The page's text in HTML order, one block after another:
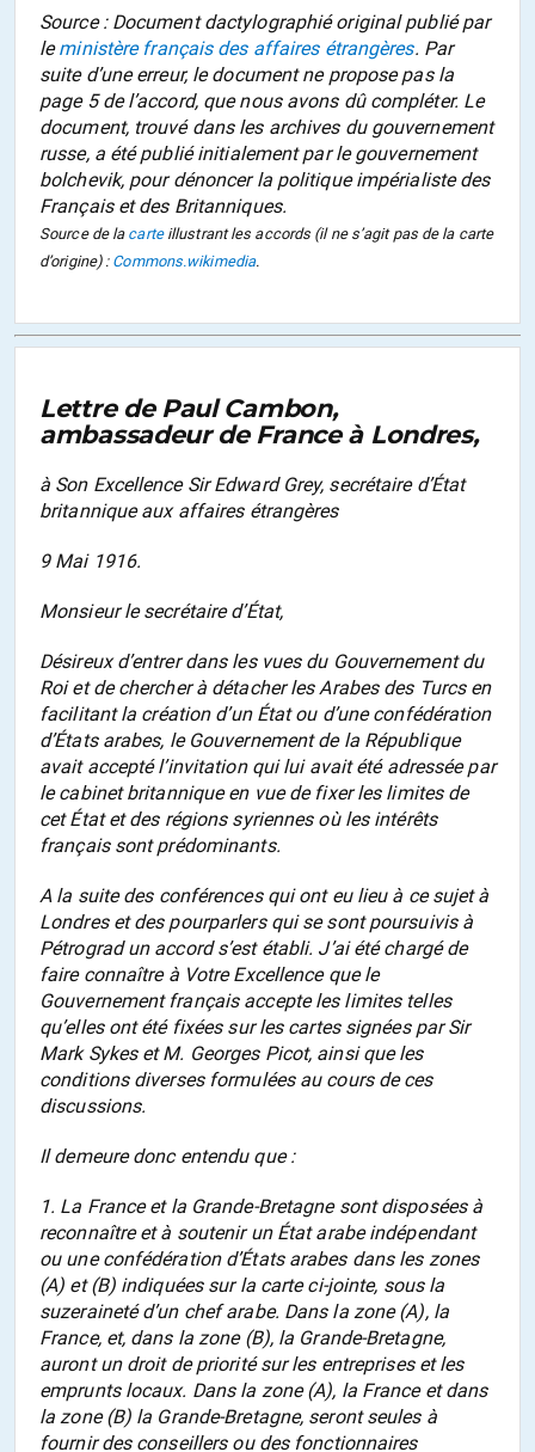
Source : Document dactylographié original publié par
leministère français des affaires étrangères. Par
suite d’une erreur, le document ne propose pas la
page 5 de l’accord, que nous avons dû compléter. Le
document, trouvé dans les archives du gouvernement
russe, a été publié initialement par le gouvernement
bolchevik, pour dénoncer la politique impérialiste des
Français et des Britanniques.
Source dela carteillustrant les accords (il ne s’agit pas de la carte
d’origine) : Commons.wikimedia.
Lettre de Paul Cambon,
ambassadeur de France à Londres,
à Son Excellence Sir Edward Grey, secrétaire d’État
britannique aux affaires étrangères
9 Mai 1916.
Monsieur le secrétaire d’État,
Désireux d’entrer dans les vues du Gouvernement du
Roi et de chercher à détacher les Arabes des Turcs en
facilitant la création d’un État ou d’une confédération
d’États arabes, le Gouvernement de la République
avait accepté l’invitation qui lui avait été adressée par
le cabinet britannique en vue de fixer les limites de
cet État et des régions syriennes où les intérêts
français sont prédominants.
A la suite des conférences qui ont eu lieu à ce sujet à
Londres et des pourparlers qui se sont poursuivis à
Pétrograd un accord s’est établi. J’ai été chargé de
faire connaître à Votre Excellence que le
Gouvernement français accepte les limites telles
qu’elles ont été fixées sur les cartes signées par Sir
Mark Sykes et M. Georges Picot, ainsi que les
conditions diverses formulées au cours de ces
discussions.
Il demeure donc entendu que :
1. La France et la Grande-Bretagne sont disposées à
reconnaître et à soutenir un État arabe indépendant
ou une confédération d’États arabes dans les zones
(A) et (B) indiquées sur la carte ci-jointe, sous la
suzeraineté d’un chef arabe. Dans la zone (A), la
France, et, dans la zone (B), la Grande-Bretagne,
auront un droit de priorité sur les entreprises et les
emprunts locaux. Dans la zone (A), la France et dans
la zone (B) la Grande-Bretagne, seront seules à
fournir des conseillers ou des fonctionnaires